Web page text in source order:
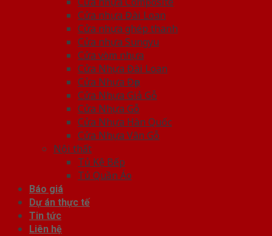
Cửa nhựa Đài Loan
Cửa nhựa ghép thanh
Cửa nhựa Sungyu
Cửa vòm nhựa
Cửa Nhựa Đài Loan
Cửa Nhựa Đẹp
Cửa Nhựa Giả Gỗ
Cửa Nhựa Gỗ
Cửa Nhựa Hàn Quốc
Cửa Nhựa Vân Gỗ
Nội thất
Tủ Kệ Bếp
Tủ Quần Áo
Báo giá
Dự án thực tế
Tin tức
Liên hệ